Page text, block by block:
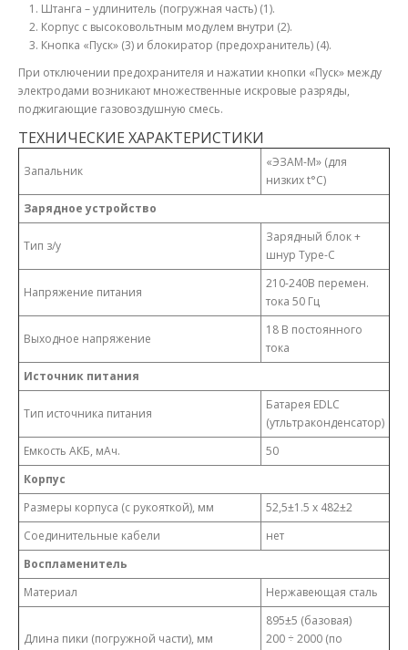
Штанга – удлинитель (погружная часть) (1).
Корпус с высоковольтным модулем внутри (2).
Кнопка «Пуск» (3) и блокиратор (предохранитель) (4).
При отключении предохранителя и нажатии кнопки «Пуск» между
электродами возникают множественные искровые разряды,
поджигающие газовоздушную смесь.
ТЕХНИЧЕСКИЕ ХАРАКТЕРИСТИКИ
Запальник
«ЭЗАМ-М» (для
низких t°C)
Зарядное устройство
Тип з/у
Зарядный блок +
шнур Type-C
Напряжение питания
210-240В перемен.
тока 50 Гц
Выходное напряжение
18 В постоянного
тока
Источник питания
Тип источника питания
Батарея EDLC
(утльтраконденсатор)
Емкость АКБ, мАч.
50
Корпус
Размеры корпуса (с рукояткой), мм
52,5±1.5 х 482±2
Соединительные кабели
нет
Воспламенитель
Материал
Нержавеющая сталь
Длина пики (погружной части), мм
895±5 (базовая)
200 ÷ 2000 (по